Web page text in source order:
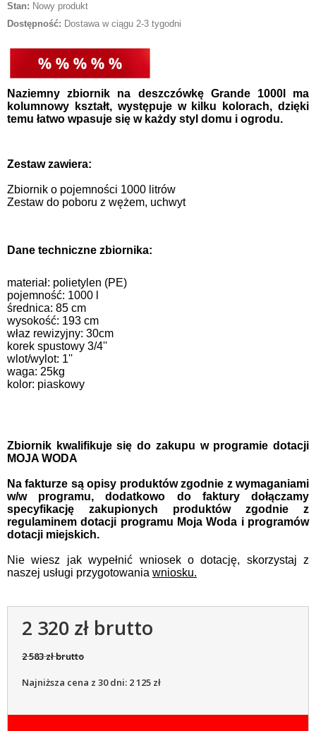
Stan: Nowy produkt
Dostępność: Dostawa w ciągu 2-3 tygodni
Naziemny zbiornik na deszczówkę Grande 1000l ma
kolumnowy kształt, występuje w kilku kolorach, dzięki
temu łatwo wpasuje się w każdy styl domu i ogrodu.
Zestaw zawiera:
Zbiornik o pojemności 1000 litrów
Zestaw do poboru z wężem, uchwyt
Dane techniczne zbiornika:
materiał: polietylen (PE)
pojemność: 1000 l
średnica: 85 cm
wysokość: 193 cm
właz rewizyjny: 30cm
korek spustowy 3/4''
wlot/wylot: 1''
waga: 25kg
kolor: piaskowy
Zbiornik kwalifikuje się do zakupu w programie dotacji
MOJA WODA
Na fakturze są opisy produktów zgodnie z wymaganiami
w/w programu, dodatkowo do faktury dołączamy
specyfikację zakupionych produktów zgodnie z
regulaminem dotacji programu Moja Woda i programów
dotacji miejskich.
Nie wiesz jak wypełnić wniosek o dotację, skorzystaj z
naszej usługi przygotowania wniosku.
2 320 zł brutto
2 583 zł brutto
Najniższa cena z 30 dni: 2 125 zł